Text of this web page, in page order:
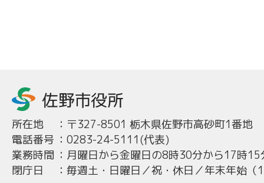
所在地 ： 〒327-8501 栃木県佐野市高砂町1番地
電話番号 ： 0283-24-5111(代表)
業務時間 ： 月曜日から金曜日の8時30分から17時15
閉庁日
： 毎週土・日曜日／祝・休日／年末年始